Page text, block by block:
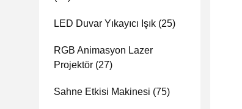
LED Duvar Yıkayıcı Işık (25)
RGB Animasyon Lazer
Projektör (27)
Sahne Etkisi Makinesi (75)